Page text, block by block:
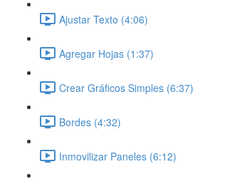
Ajustar Texto (4:06)
Agregar Hojas (1:37)
Crear Gráficos Simples (6:37)
Bordes (4:32)
Inmovilizar Paneles (6:12)